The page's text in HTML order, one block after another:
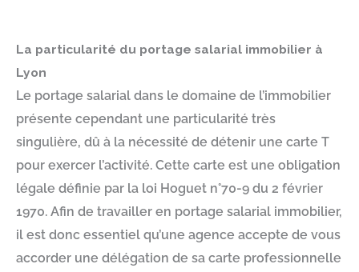
La particularité du portage salarial immobilier à
Lyon
Le portage salarial dans le domaine de l’immobilier
présente cependant une particularité très
singulière, dû à la nécessité de détenir une carte T
pour exercer l’activité. Cette carte est une obligation
légale définie par la loi Hoguet n°70-9 du 2 février
1970. Afin de travailler en portage salarial immobilier,
il est donc essentiel qu’une agence accepte de vous
accorder une délégation de sa carte professionnelle